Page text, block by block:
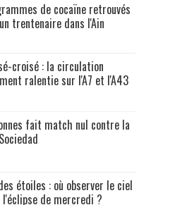
de cocaïne retrouvés
trentenaire dans l'Ain
croisé : la circulation
ralentie sur l'A7 et l'A43
fait match nul contre la
étoiles : où observer le ciel
l'éclipse de mercredi ?